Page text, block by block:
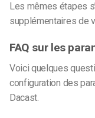
Les mêmes étapes
supplémentaires de
FAQ sur les
Voici quelques
configuration des
Dacast.